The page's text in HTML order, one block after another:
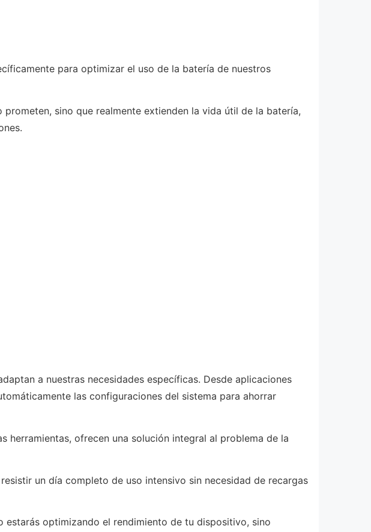
para optimizar el uso de la batería de nuestros
sino que realmente extienden la vida útil de la batería,
a nuestras necesidades específicas. Desde aplicaciones
las configuraciones del sistema para ahorrar
herramientas, ofrecen una solución integral al problema de la
un día completo de uso intensivo sin necesidad de recargas
estarás optimizando el rendimiento de tu dispositivo, sino